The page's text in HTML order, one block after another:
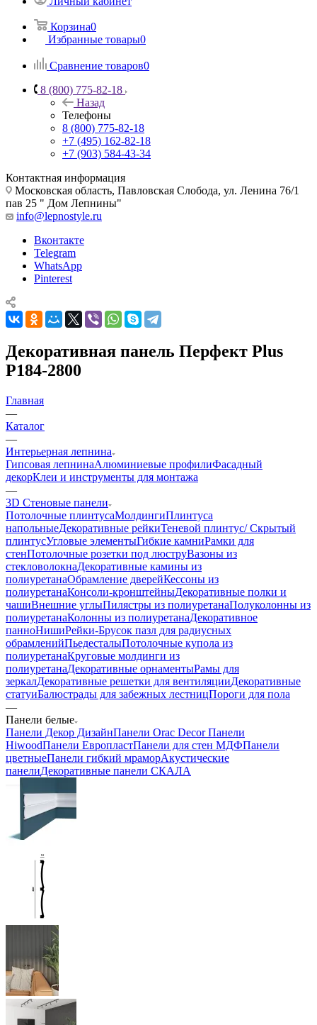
Корзина0
Избранные товары0
Сравнение товаров0
8 (800) 775-82-18
Назад
Телефоны
8 (800) 775-82-18
+7 (495) 162-82-18
+7 (903) 584-43-34
Контактная информация
Московская область, Павловская Слобода, ул. Ленина 76/1
пав 25 " Дом Лепнины"
info@lepnostyle.ru
Вконтакте
Telegram
WhatsApp
Pinterest
Декоративная панель Перфект Plus
Р184-2800
Главная
—
Каталог
—
Интерьерная лепнина
Гипсовая лепнинаАлюминиевые профилиФасадный
декорКлеи и инструменты для монтажа
—
3D Стеновые панели
Потолочные плинтусаМолдингиПлинтуса
напольныеДекоративные рейкиТеневой плинтус/ Скрытый
плинтусУгловые элементыГибкие камниРамки для
стенПотолочные розетки под люструВазоны из
стекловолокнаДекоративные камины из
полиуретанаОбрамление дверейКессоны из
полиуретанаКонсоли-кронштейныДекоративные полки и
чашиВнешние углыПилястры из полиуретанаПолуколонны из
полиуретанаКолонны из полиуретанаДекоративное
панноНишиРейки-Брусок пазл для радиусных
обрамленийПьедесталыПотолочные купола из
полиуретанаКруговые молдинги из
полиуретанаДекоративные орнаментыРамы для
зеркалДекоративные решетки для вентиляцииДекоративные
статуиБалюстрады для забежных лестницПороги для пола
—
Панели белые
Панели Декор ДизайнПанели Orac DecorПанели
HiwoodПанели ЕвропластПанели для стен МДФПанели
цветныеПанели гибкий мраморАкустические
панелиДекоративные панели СКАЛА